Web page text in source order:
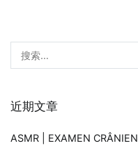
索：
近期文章
ASMR | EXAMEN CRÂNIEN